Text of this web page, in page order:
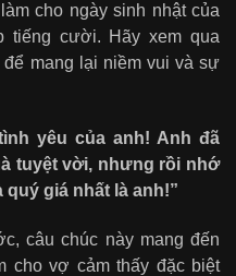
cho ngày sinh nhật của
cười. Hãy xem qua
mang lại niềm vui và sự
yêu của anh! Anh đã
tuyệt vời, nhưng rồi nhớ
quý giá nhất là anh!”
câu chúc này mang đến
cho vợ cảm thấy đặc biệt